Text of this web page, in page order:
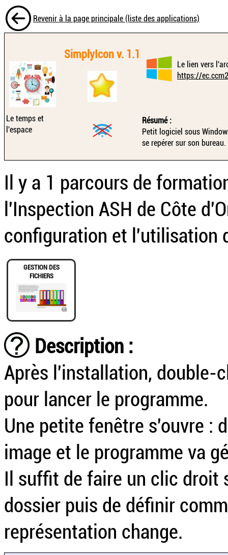
Revenir à la page principale (liste des applications)
Le temps et
l'espace
SimplyIcon v. 1.1
Le lien vers
https://
Résumé :
Petit logiciel sous
se repérer sur son bureau.
Il y a 1 parcours de
l'Inspection ASH de Côte
configuration et l'utilisation
GESTION DES
FICHIERS
Description :
Après l'installation, double-
pour lancer le programme.
Une petite fenêtre s'ouvre :
image et le programme va
Il suffit de faire un clic droit
dossier puis de définir
représentation change.